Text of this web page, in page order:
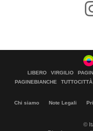
LIBERO VIRGILIO
PAGINEBIANCHE
TUTTOCITTÀ
Chi siamo Note Legali
©